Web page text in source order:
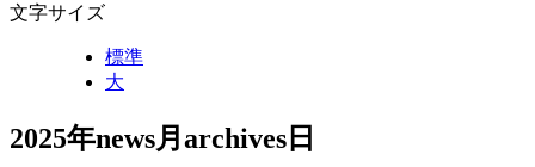
文字サイズ
標準
大
2025年news月archives日